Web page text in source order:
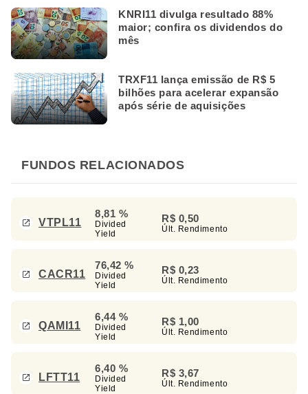
KNRI11 divulga resultado 88%
maior; confira os dividendos do
mês
TRXF11 lança emissão de R$ 5
bilhões para acelerar expansão
após série de aquisições
FUNDOS RELACIONADOS
VTPL11
8,81 %
Divided
Yield
R$ 0,50
Últ. Rendimento
CACR11
76,42 %
Divided
Yield
R$ 0,23
Últ. Rendimento
QAMI11
6,44 %
Divided
Yield
R$ 1,00
Últ. Rendimento
LFTT11
6,40 %
Divided
Yield
R$ 3,67
Últ. Rendimento